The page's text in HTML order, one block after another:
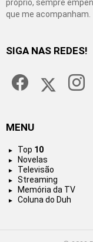
próprio, sempre
que me acompanham.
SIGA NAS REDES!
MENU
Top 10
Novelas
Televisão
Streaming
Memória da TV
Coluna do Duh